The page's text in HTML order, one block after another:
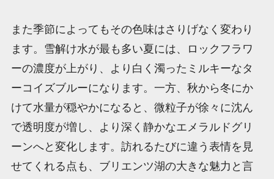
また季節によってもその色味はさりげなく変わり
ます。雪解け水が最も多い夏には、ロックフラワ
ーの濃度が上がり、より白く濁ったミルキーなタ
ーコイズブルーになります。一方、秋から冬にか
けて水量が穏やかになると、微粒子が徐々に沈ん
で透明度が増し、より深く静かなエメラルドグリ
ーンへと変化します。訪れるたびに違う表情を見
せてくれる点も、ブリエンツ湖の大きな魅力と言